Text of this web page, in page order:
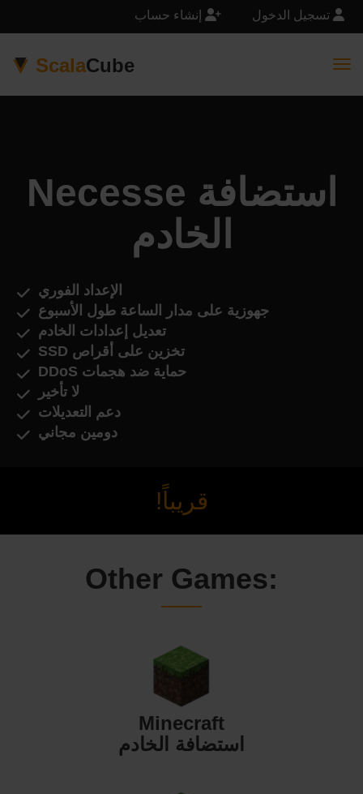
تسجيل الدخول إنشاء حساب
ScalaCube
Necesse استضافة
الخادم
الإعداد الفوري
جهوزية على مدار الساعة طول الأسبوع
تعديل إعدادات الخادم
تخزين على أقراص SSD
حماية ضد هجمات DDoS
لا تأخير
دعم التعديلات
دومين مجاني
قريباً!
Other Games:
Minecraft
استضافة الخادم